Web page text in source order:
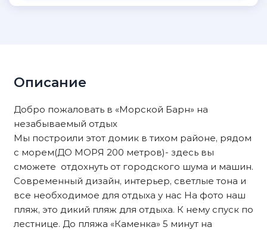
Описание
Добро пожаловать в «Морской Барн» на
незабываемый отдых
Мы построили этот домик в тихом районе, рядом
с морем(ДО МОРЯ 200 метров)- здесь вы
сможете отдохнуть от городского шума и машин.
Современный дизайн, интерьер, светлые тона и
все необходимое для отдыха у нас На фото наш
пляж, это дикий пляж для отдыха. К нему спуск по
лестнице. До пляжа «Каменка» 5 минут на